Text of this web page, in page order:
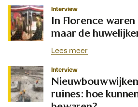
Interview
In Florence
maar de
Lees meer
Interview
ruïnes: hoe